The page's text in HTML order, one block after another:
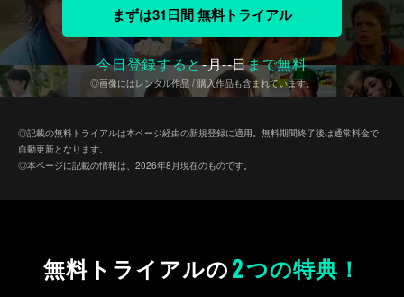
まずは31日間 無料トライアル
今日登録すると-月--日まで無料
◎画像にはレンタル作品 / 購入作品も含まれています。
◎記載の無料トライアルは本ページ経由の新規登録に適用。無料期間終了後は通常料金で
自動更新となります。
◎本ページに記載の情報は、2026年8月現在のものです。
無料トライアルの2つの特典！